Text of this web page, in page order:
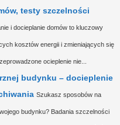
testy szczelności
i docieplanie domów to kluczowy
kosztów energii i zmieniających się
ocieplenie nie...
budynku – docieplenie
Szukasz sposobów na
budynku? Badania szczelności